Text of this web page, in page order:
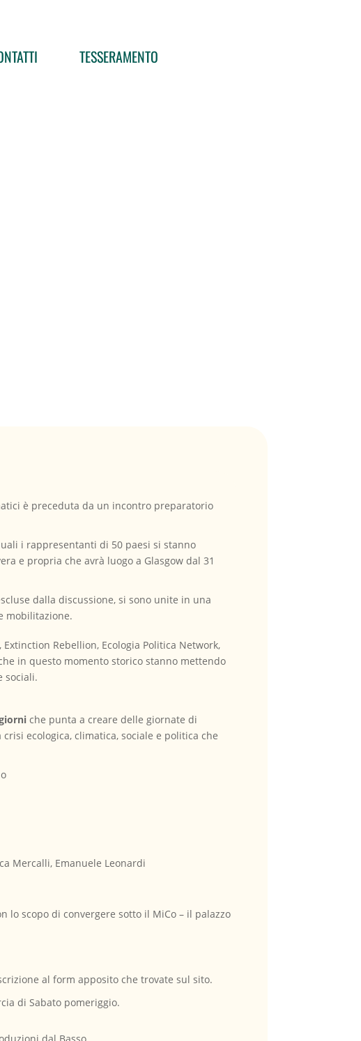
TESSERAMENTO
è preceduta da un incontro preparatorio
i rappresentanti di 50 paesi si stanno
e propria che avrà luogo a Glasgow dal 31
dalla discussione, si sono unite in una
mobilitazione.
Rebellion, Ecologia Politica Network,
in questo momento storico stanno mettendo
sociali.
che punta a creare delle giornate di
ecologica, climatica, sociale e politica che
Mercalli, Emanuele Leonardi
lo scopo di convergere sotto il MiCo – il palazzo
al form apposito che trovate sul sito.
di Sabato pomeriggio.